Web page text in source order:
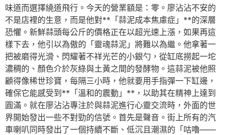
味道而選擇繞道飛行。今天的營業額是：零。廖沾沾不安的
不是店裡的生意，而是他對**「蒜泥成本焦慮症」**的深層
恐懼。新鮮蒜頭每公斤的價格正在以超光速上漲，如果再這
樣下去，他引以為傲的「靈魂蒜泥」將難以為繼。他拿著一
把被磨得光滑、閃耀著不祥光芒的小銀勺，從缸底撈起一坨
濃稠的、顏色介於灰綠與土黃之間的發酵物。這蒜泥被他照
顧得像稀世珍寶，每隔三小時，他就要用手指彈一下缸邊，
確保它能感受到**「溫和的震動」**，以助其在精神上達到
圓滿。就在廖沾沾專注於與蒜泥進行心靈交流時，外面的世
界開始發出一些不對勁的信號。首先是聲音。街上所有的汽
車喇叭同時發出了一個持續不斷、低沉且潮濕的「咕嚕——